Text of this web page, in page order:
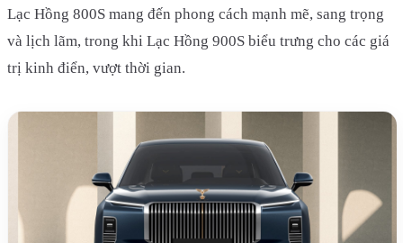
Lạc Hồng 800S mang đến phong cách mạnh mẽ, sang trọng
và lịch lãm, trong khi Lạc Hồng 900S biểu trưng cho các giá
trị kinh điển, vượt thời gian.